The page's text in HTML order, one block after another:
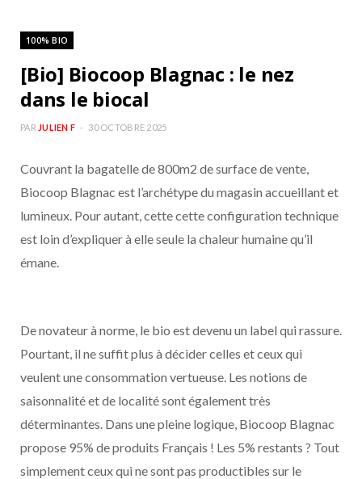
100% BIO
[Bio] Biocoop Blagnac : le nez
dans le biocal
PAR JULIEN F 30 OCTOBRE 2025
Couvrant la bagatelle de 800m2 de surface de vente,
Biocoop Blagnac est l’archétype du magasin accueillant et
lumineux. Pour autant, cette cette configuration technique
est loin d’expliquer à elle seule la chaleur humaine qu’il
émane.
De novateur à norme, le bio est devenu un label qui rassure.
Pourtant, il ne suffit plus à décider celles et ceux qui
veulent une consommation vertueuse. Les notions de
saisonnalité et de localité sont également très
déterminantes. Dans une pleine logique, Biocoop Blagnac
propose 95% de produits Français ! Les 5% restants ? Tout
simplement ceux qui ne sont pas productibles sur le